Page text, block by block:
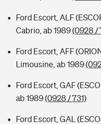
Ford Escort, ALF
Cabrio, ab 1989(0928 /
Ford Escort, AFF
Limousine, ab 1989
Ford Escort, GAF
ab 1989(0928 / 731)
Ford Escort, GAL